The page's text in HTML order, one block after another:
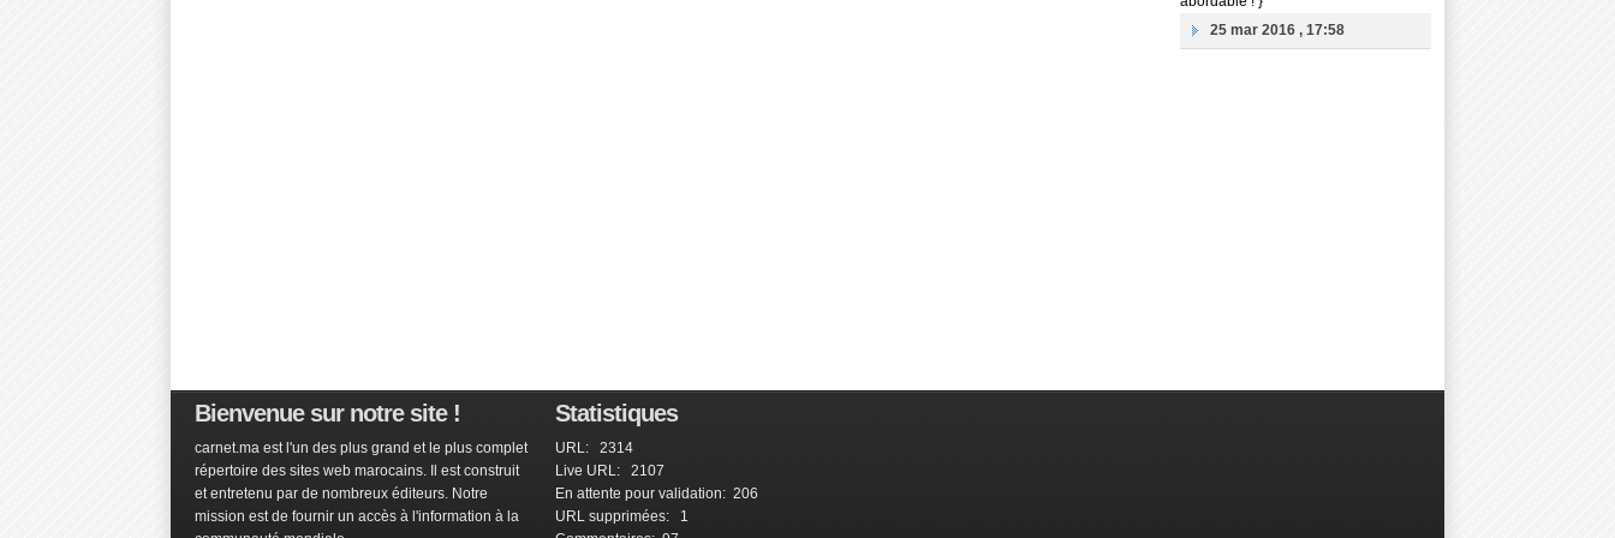
25 mar 2016 , 17:58
Bienvenue sur notre site !
carnet.ma est l'un des plus grand et le plus complet
répertoire des sites web marocains. Il est construit
et entretenu par de nombreux éditeurs. Notre
mission est de fournir un accès à l'information à la
Statistiques
URL: 2314
Live URL: 2107
En attente pour validation: 206
URL supprimées: 1